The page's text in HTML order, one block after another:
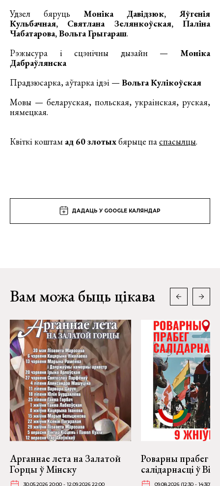
Удзел бяруць Моніка Давідзюк, Яўгенія
Кульбачная, Святлана Зелянкоўская, Паліна
Чабатарова, Вольга Грыгараш.
Рэжысура і сцэнічны дызайн — Моніка
Дабраўлянска
Прадзюсарка, аўтарка ідэі —Вольга Кулікоўская
Мовы — беларуская, польская, украінская, руская,
нямецкая.
Квіткі коштам ад 60 злотыхбярыце паспасылцы.
ДАДАЦЬ У GOOGLE КАЛЯНДАР
Вам можа быць цікава
Арганнае лета на Залатой
Горцы ў Мінску
30.05.2026 20:00 - 12.09.2026 22:00
Роварны прабег
салідарнасці ў
09.08.2026 (12:30 - 14:30)